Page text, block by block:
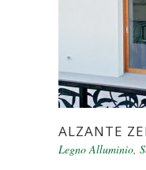
ALZANTE
Legno Alluminio,